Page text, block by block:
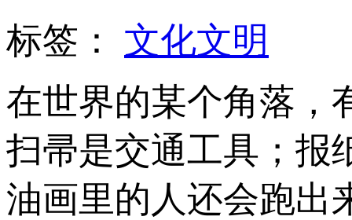
标签： 文化文明
在世界的某个角落，
扫帚是交通工具；报
油画里的人还会跑